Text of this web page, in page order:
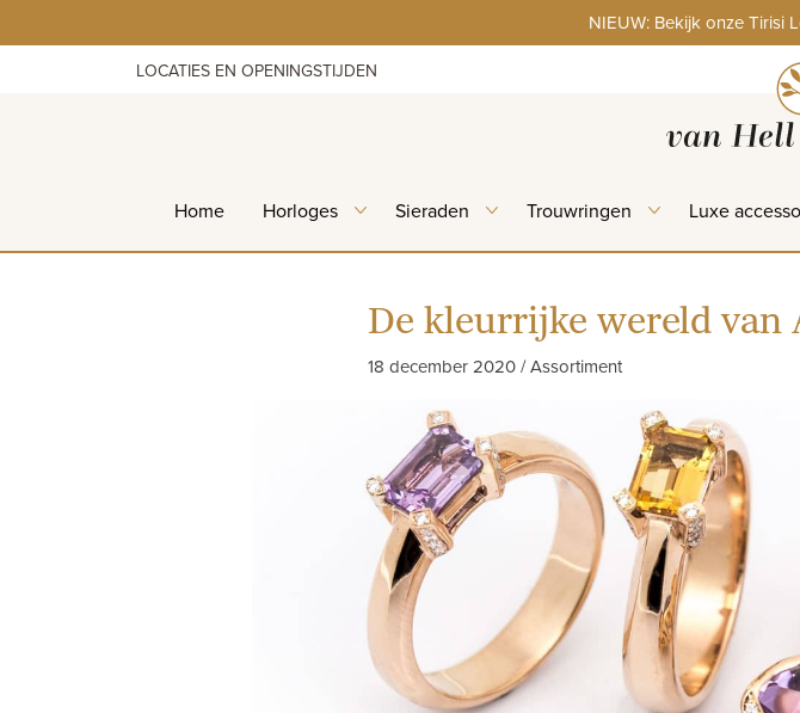
to
NIEUW: Bekijk onze Tirisi
LOCATIES EN OPENINGSTIJDEN
Home Horloges Sieraden Trouwringen Luxe
De kleurrijke wereld van
18 december 2020 / Assortiment